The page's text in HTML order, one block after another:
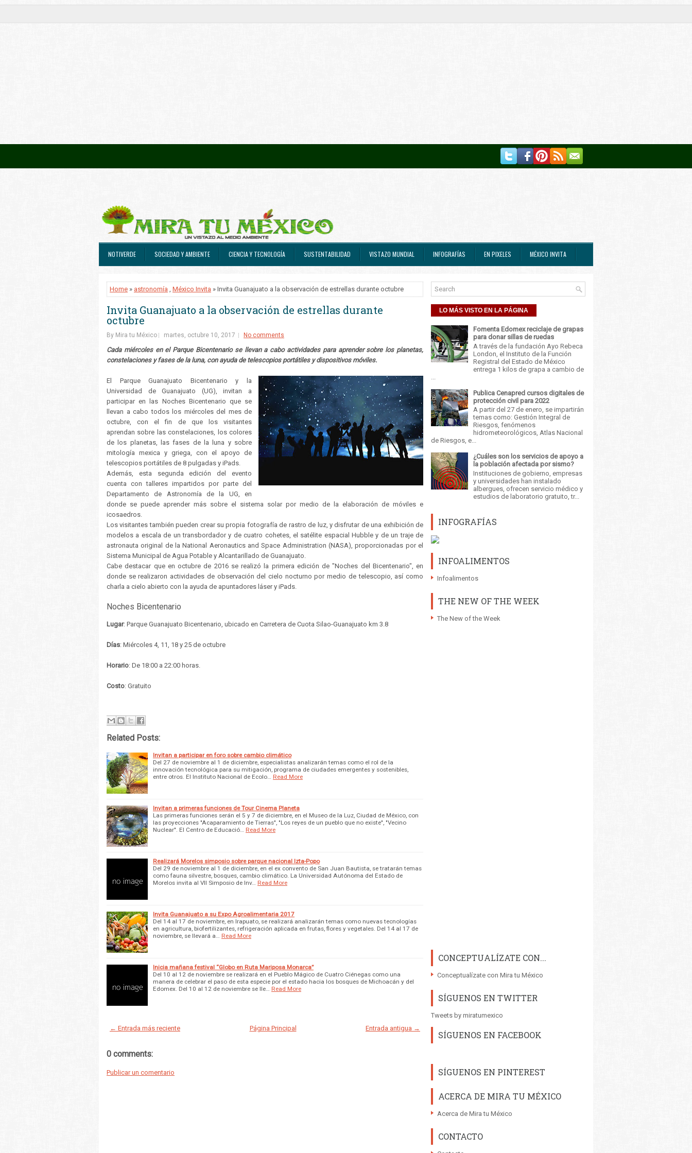
NOTIVERDE SOCIEDAD Y AMBIENTE CIENCIA Y TECNOLOGÍA SUSTENTABILIDAD VISTAZO MUNDIAL INFOGRAFÍAS EN PIXELES MÉXICO INVITA
Home » astronomía , México Invita » Invita Guanajuato a la observación de estrellas durante octubre
Invita Guanajuato a la observación de estrellas durante
octubre
By Mira tu México martes, octubre 10, 2017 No comments
Cada miércoles en el Parque Bicentenario se llevan a cabo actividades para aprender sobre los planetas,
constelaciones y fases de la luna, con ayuda de telescopios portátiles y dispositivos móviles.
El Parque Guanajuato Bicentenario y la
Universidad de Guanajuato (UG), invitan a
participar en las Noches Bicentenario que se
llevan a cabo todos los miércoles del mes de
octubre, con el fin de que los visitantes
aprendan sobre las constelaciones, los colores
de los planetas, las fases de la luna y sobre
mitología mexica y griega, con el apoyo de
telescopios portátiles de 8 pulgadas y iPads.
Además, esta segunda edición del evento
cuenta con talleres impartidos por parte del
Departamento de Astronomía de la UG, en
donde se puede aprender más sobre el sistema solar por medio de la elaboración de móviles e
icosaedros.
Los visitantes también pueden crear su propia fotografía de rastro de luz, y disfrutar de una exhibición de
modelos a escala de un transbordador y de cuatro cohetes, el satélite espacial Hubble y de un traje de
astronauta original de la National Aeronautics and Space Administration (NASA), proporcionadas por el
Sistema Municipal de Agua Potable y Alcantarillado de Guanajuato.
Cabe destacar que en octubre de 2016 se realizó la primera edición de "Noches del Bicentenario", en
donde se realizaron actividades de observación del cielo nocturno por medio de telescopio, así como
charla a cielo abierto con la ayuda de apuntadores láser y iPads.
Noches Bicentenario
Lugar: Parque Guanajuato Bicentenario, ubicado en Carretera de Cuota Silao-Guanajuato km 3.8
Días: Miércoles 4, 11, 18 y 25 de octubre
Horario: De 18:00 a 22:00 horas.
Costo: Gratuito
Related Posts:
Invitan a participar en foro sobre cambio climático
Del 27 de noviembre al 1 de diciembre, especialistas analizarán temas como el rol de la
innovación tecnológica para su mitigación, programa de ciudades emergentes y sostenibles,
entre otros. El Instituto Nacional de Ecolo…
Read More
Invitan a primeras funciones de Tour Cinema Planeta
Las primeras funciones serán el 5 y 7 de diciembre, en el Museo de la Luz, Ciudad de México, con
las proyecciones "Acaparamiento de Tierras", "Los reyes de un pueblo que no existe", "Vecino
Nuclear". El Centro de Educació…
Read More
Realizará Morelos simposio sobre parque nacional Izta-Popo
Del 29 de noviembre al 1 de diciembre, en el ex convento de San Juan Bautista, se tratarán temas
como fauna silvestre, bosques, cambio climático. La Universidad Autónoma del Estado de
Morelos invita al VII Simposio de Inv…
Read More
Invita Guanajuato a su Expo Agroalimentaria 2017
Del 14 al 17 de noviembre, en Irapuato, se realizará analizarán temas como nuevas tecnologías
en agricultura, biofertilizantes, refrigeración aplicada en frutas, flores y vegetales. Del 14 al 17 de
noviembre, se llevará a…
Read More
Inicia mañana festival “Globo en Ruta Mariposa Monarca”
Del 10 al 12 de noviembre se realizará en el Pueblo Mágico de Cuatro Ciénegas como una
manera de celebrar el paso de esta especie por el estado hacia los bosques de Michoacán y del
Edomex. Del 10 al 12 de noviembre se lle…
Read More
← Entrada más reciente Entrada antigua →
Página Principal
0 comments:
Publicar un comentario
LO MÁS VISTO EN LA PÁGINA
Fomenta Edomex reciclaje de grapas
para donar sillas de ruedas
A través de la fundación Ayo Rebeca
London, el Instituto de la Función
Registral del Estado de México
entrega 1 kilos de grapa a cambio de
Publica Cenapred cursos digitales de
protección civil para 2022
A partir del 27 de enero, se impartirán
temas como: Gestión Integral de
Riesgos, fenómenos
hidrometeorológicos, Atlas Nacional
de Riesgos, e...
¿Cuáles son los servicios de apoyo a
la población afectada por sismo?
Instituciones de gobierno, empresas
y universidades han instalado
albergues, ofrecen servicio médico y
estudios de laboratorio gratuito, tr...
INFOGRAFÍAS
INFOALIMENTOS
Infoalimentos
THE NEW OF THE WEEK
The New of the Week
CONCEPTUALÍZATE CON...
Conceptualízate con Mira tu México
SÍGUENOS EN TWITTER
Tweets by miratumexico
SÍGUENOS EN FACEBOOK
SÍGUENOS EN PINTEREST
ACERCA DE MIRA TU MÉXICO
Acerca de Mira tu México
CONTACTO